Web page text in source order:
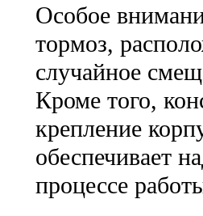
Особое
тормоз,
случайное
Кроме того,
крепление
обеспечивает
процессе